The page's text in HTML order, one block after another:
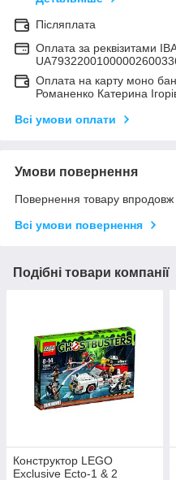
Післяплата
Оплата за реквізитами
Оплата на карту моно
Романенко Катерина
Всі умови оплати
Умови повернення
Повернення товару впродовж
Всі умови повернення
Подібні товари компанії
Конструктор LEGO
Exclusive Ecto-1 & 2